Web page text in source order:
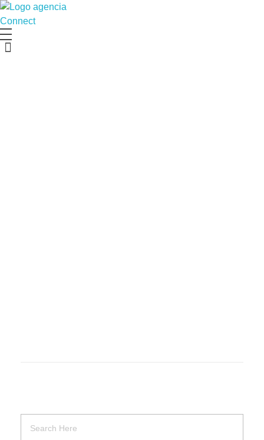
Agencia Connect
Transformamos tu marca en una experiencia emocionalmente poderosa y efectiva